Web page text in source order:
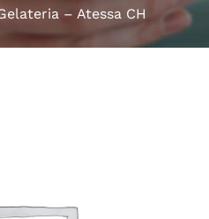
– Atessa CH